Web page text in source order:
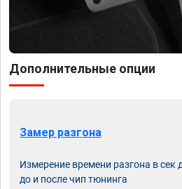
Дополнительные опции
Замер разгона
Измерение времени разгона в сек
до и после чип тюнинга